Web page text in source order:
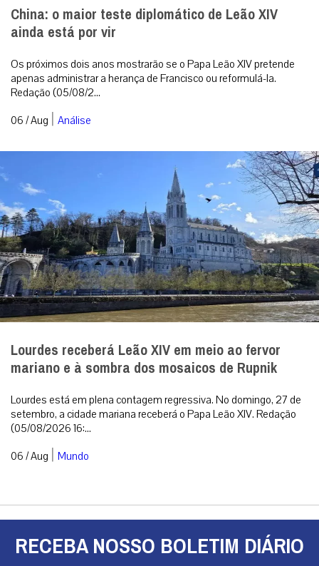
China: o maior teste diplomático de Leão XIV
ainda está por vir
Os próximos dois anos mostrarão se o Papa Leão XIV pretende
apenas administrar a herança de Francisco ou reformulá-la.
Redação (05/08/2...
06 / Aug | Análise
Lourdes receberá Leão XIV em meio ao fervor
mariano e à sombra dos mosaicos de Rupnik
Lourdes está em plena contagem regressiva. No domingo, 27 de
setembro, a cidade mariana receberá o Papa Leão XIV. Redação
(05/08/2026 16:...
06 / Aug | Mundo
RECEBA NOSSO BOLETIM DIÁRIO